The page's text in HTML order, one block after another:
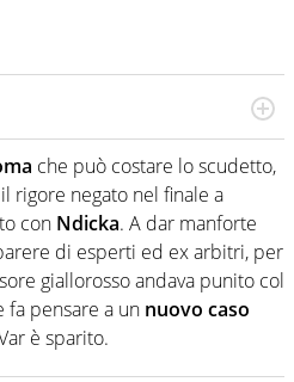
e sul campo per vivere ogni evento
Passione smisurata per il
Il pallone è una cosa
di no
che può costare lo scudetto,
rigore negato nel finale a
con Ndicka. A dar manforte
di esperti ed ex arbitri, per
giallorosso andava punito col
fa pensare a un nuovo caso
è sparito.